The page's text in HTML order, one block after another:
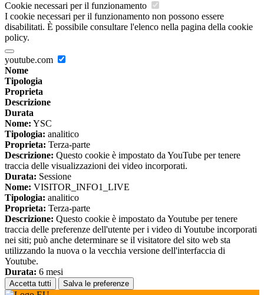
Cookie necessari per il funzionamento
I cookie necessari per il funzionamento non possono essere
disabilitati. È possibile consultare l'elenco nella pagina della cookie
policy.
youtube.com
Nome
Tipologia
Proprieta
Descrizione
Durata
Nome: YSC
Tipologia: analitico
Proprieta: Terza-parte
Descrizione: Questo cookie è impostato da YouTube per tenere
traccia delle visualizzazioni dei video incorporati.
Durata: Sessione
Nome: VISITOR_INFO1_LIVE
Tipologia: analitico
Proprieta: Terza-parte
Descrizione: Questo cookie è impostato da Youtube per tenere
traccia delle preferenze dell'utente per i video di Youtube incorporati
nei siti; può anche determinare se il visitatore del sito web sta
utilizzando la nuova o la vecchia versione dell'interfaccia di
Youtube.
Durata: 6 mesi
Accetta tutti Salva le preferenze